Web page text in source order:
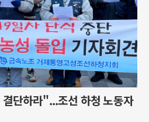
단하라"...조선 하청 노동자